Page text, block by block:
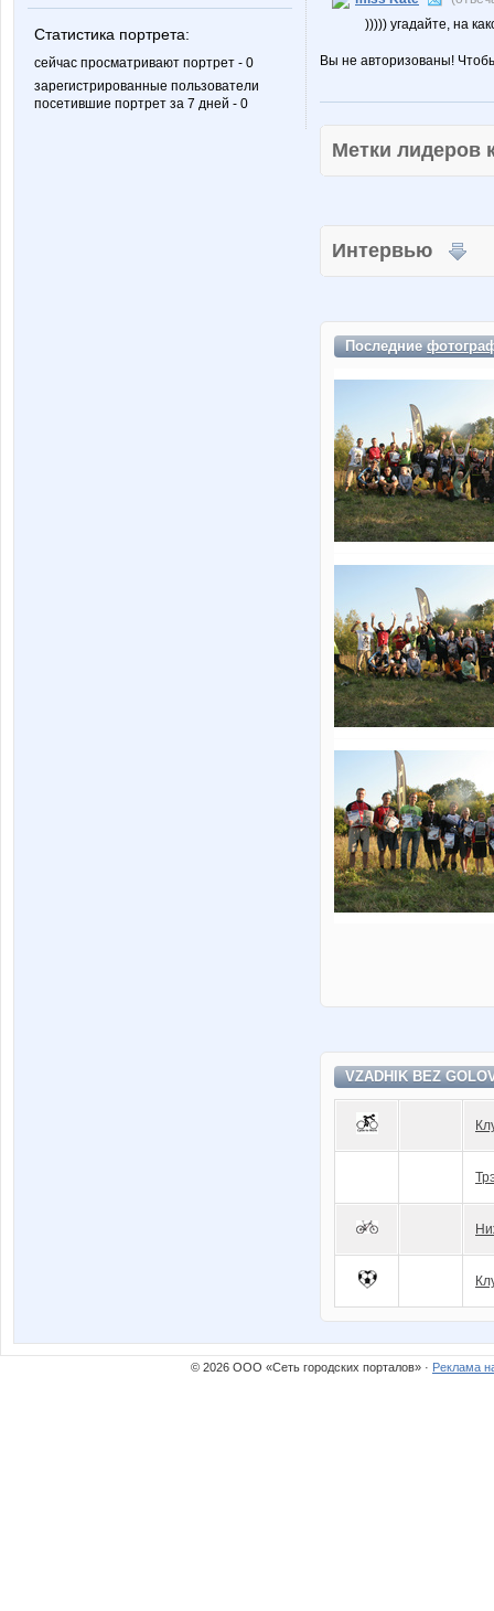
Статистика портрета:
сейчас просматривают портрет - 0
зарегистрированные пользователи
посетившие портрет за 7 дней - 0
))))) угадайте, на
Вы не авторизованы!
Метки
Интервью
Последние
VZADHIK BEZ
© 2026 ООО «Сеть городских порталов» · Реклама